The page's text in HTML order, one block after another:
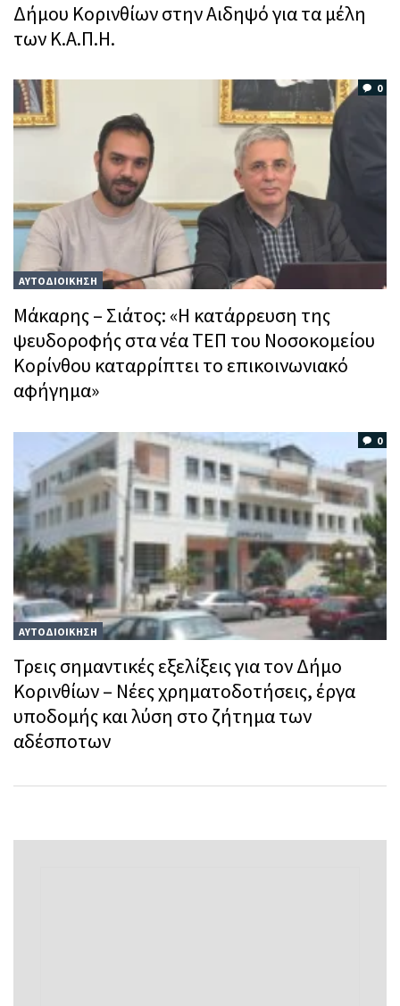
Δήμου Κορινθίων στην Αιδηψό για τα μέλη
των Κ.Α.Π.Η.
0
ΑΥΤΟΔΙΟΙΚΗΣΗ
Μάκαρης – Σιάτος: «Η κατάρρευση της
ψευδοροφής στα νέα ΤΕΠ του Νοσοκομείου
Κορίνθου καταρρίπτει το επικοινωνιακό
αφήγημα»
0
ΑΥΤΟΔΙΟΙΚΗΣΗ
Τρεις σημαντικές εξελίξεις για τον Δήμο
Κορινθίων – Νέες χρηματοδοτήσεις, έργα
υποδομής και λύση στο ζήτημα των
αδέσποτων